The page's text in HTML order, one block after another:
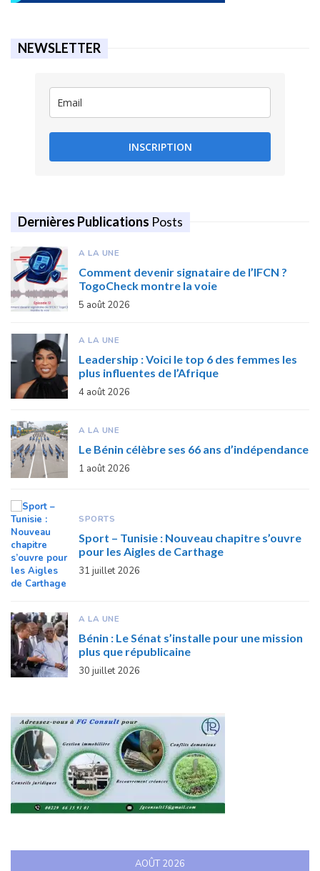
NEWSLETTER
INSCRIPTION
Dernières Publications Posts
A LA UNE
Comment devenir signataire de l’IFCN ?
TogoCheck montre la voie
5 août 2026
A LA UNE
Leadership : Voici le top 6 des femmes les
plus influentes de l’Afrique
4 août 2026
A LA UNE
Le Bénin célèbre ses 66 ans d’indépendance
1 août 2026
SPORTS
Sport – Tunisie : Nouveau chapitre s’ouvre
pour les Aigles de Carthage
31 juillet 2026
A LA UNE
Bénin : Le Sénat s’installe pour une mission
plus que républicaine
30 juillet 2026
AOÛT 2026